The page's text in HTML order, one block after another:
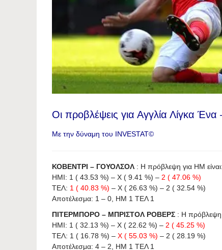
Οι προβλέψεις για Αγγλία Λίγκα Ένα
Με την δύναμη του INVESTAT©
ΚΟΒΕΝΤΡΙ – ΓΟΥΟΛΣΟΛ : Η πρόβλεψη για HΜ είναι:
ΗΜΙ: 1 ( 43.53 %) – X ( 9.41 %) – 2 ( 47.06 %)
ΤΕΛ: 1 ( 40.83 %) – X ( 26.63 %) – 2 ( 32.54 %)
Αποτέλεσμα: 1 – 0, HΜ 1 ΤΕΛ 1
ΠΙΤΕΡΜΠΟΡΟ – ΜΠΡΙΣΤΟΛ ΡΟΒΕΡΣ : Η πρόβλεψη
ΗΜΙ: 1 ( 32.13 %) – X ( 22.62 %) – 2 ( 45.25 %)
ΤΕΛ: 1 ( 16.78 %) – X ( 55.03 %) – 2 ( 28.19 %)
Αποτέλεσμα: 4 – 2, HΜ 1 ΤΕΛ 1